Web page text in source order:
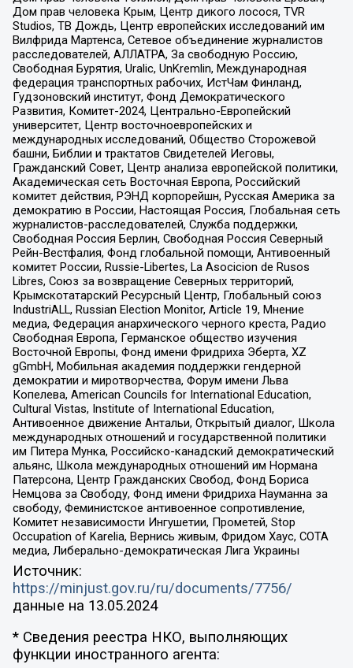
Дом прав человека Крым, Центр дикого лосося, TVR
Studios, ТВ Дождь, Центр европейских исследований им
Вилфрида Мартенса, Сетевое объединение журналистов
расследователей, АЛЛАТРА, За свободную Россию,
Свободная Бурятия, Uralic, UnKremlin, Международная
федерация транспортных рабочих, ИстЧам Финланд,
Гудзоновский институт, Фонд Демократического
Развития, Комитет-2024, Центрально-Европейский
университет, Центр восточноевропейских и
международных исследований, Общество Сторожевой
башни, Библии и трактатов Свидетелей Иеговы,
Гражданский Совет, Центр анализа европейской политики,
Академическая сеть Восточная Европа, Российский
комитет действия, РЭНД корпорейшн, Русская Америка за
демократию в России, Настоящая Россия, Глобальная сеть
журналистов-расследователей, Служба поддержки,
Свободная Россия Берлин, Свободная Россия Северный
Рейн-Вестфалия, Фонд глобальной помощи, Антивоенный
комитет России, Russie-Libertes, La Asocicion de Rusos
Libres, Союз за возвращение Северных территорий,
Крымскотатарский Ресурсный Центр, Глобальный союз
IndustriALL, Russian Election Monitor, Article 19, Мнение
медиа, Федерация анархического черного креста, Радио
Свободная Европа, Германское общество изучения
Восточной Европы, Фонд имени Фридриха Эберта, XZ
gGmbH, Мобильная академия поддержки гендерной
демократии и миротворчества, Форум имени Льва
Копелева, American Councils for International Education,
Cultural Vistas, Institute of International Education,
Антивоенное движение Антальи, Открытый диалог, Школа
международных отношений и государственной политики
им Питера Мунка, Российско-канадский демократический
альянс, Школа международных отношений им Нормана
Патерсона, Центр Гражданских Свобод, Фонд Бориса
Немцова за Свободу, Фонд имени Фридриха Науманна за
свободу, Феминистское антивоенное сопротивление,
Комитет независимости Ингушетии, Прометей, Stop
Occupation of Karelia, Вернись живым, Фридом Хаус, СОТА
медиа, Либерально-демократическая Лига Украины
Источник:
https://minjust.gov.ru/ru/documents/7756/
данные на 13.05.2024
* Сведения реестра НКО, выполняющих
функции иностранного агента: